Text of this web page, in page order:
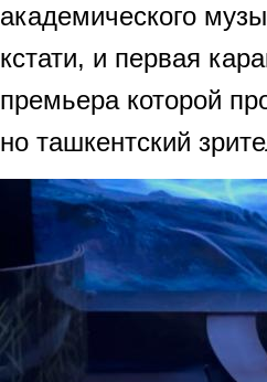
академического
кстати, и первая
премьера которой
но ташкентский